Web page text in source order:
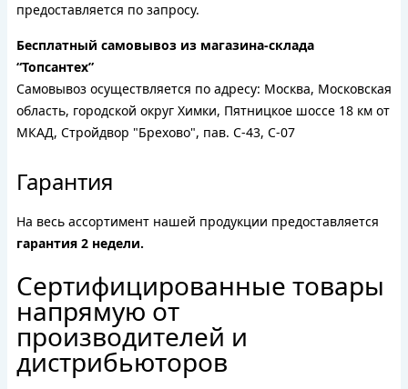
предоставляется по запросу.
Бесплатный самовывоз из магазина-склада
“Топсантех”
Самовывоз осуществляется по адресу: Москва, Московская
область, городской округ Химки, Пятницкое шоссе 18 км от
МКАД, Стройдвор "Брехово", пав. С-43, С-07
Гарантия
На весь ассортимент нашей продукции предоставляется
гарантия 2 недели.
Сертифицированные товары
напрямую от
производителей и
дистрибьюторов